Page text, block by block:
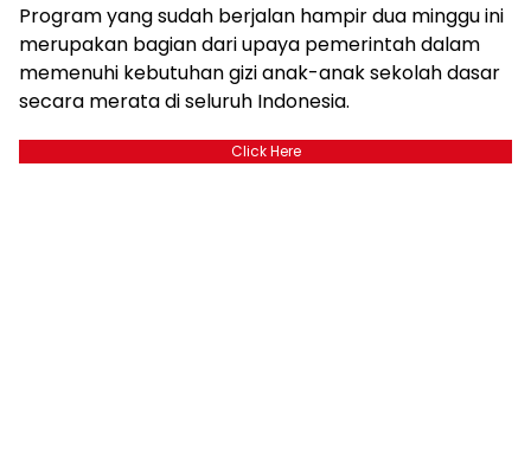
Program yang sudah berjalan hampir dua minggu ini
merupakan bagian dari upaya pemerintah dalam
memenuhi kebutuhan gizi anak-anak sekolah dasar
secara merata di seluruh Indonesia.
Click Here